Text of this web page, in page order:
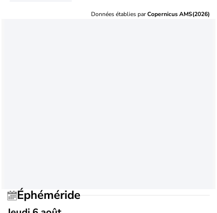
Données établies parCopernicus AMS(2026)
Éphéméride